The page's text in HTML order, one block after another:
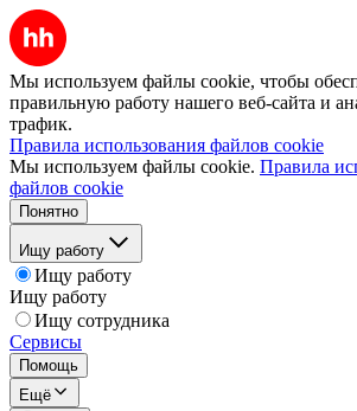
Мы используем файлы cookie, чтобы
правильную работу нашего веб-сайта и
трафик.
Правила использования файлов cookie
Мы используем файлы cookie. Правила
файлов cookie
Понятно
Ищу работу
Ищу работу
Ищу работу
Ищу сотрудника
Сервисы
Помощь
Ещё